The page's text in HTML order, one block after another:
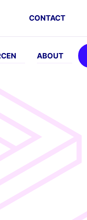
CONTACT
ABOUT
ABOUT
Company
Karriere
Partner